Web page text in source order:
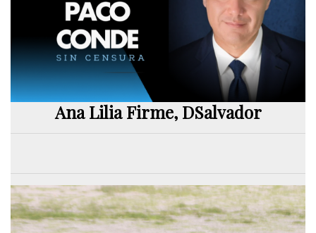
Ana Lilia Firme, DSalvador